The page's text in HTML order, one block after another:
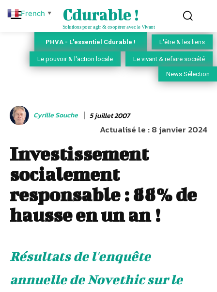
Cdurable !
Solutions pour agir & coopérer avec le Vivant
PHVA - L'essentiel Cdurable ! L'être & les liens
Le pouvoir & l'action locale Le vivant & refaire société
News Sélection
Cyrille Souche 5 juillet 2007
Actualisé le :8 janvier 2024
Investissement
socialement
responsable : 88% de
hausse en un an !
Résultats de l'enquête
annuelle de Novethic sur le
French ▼